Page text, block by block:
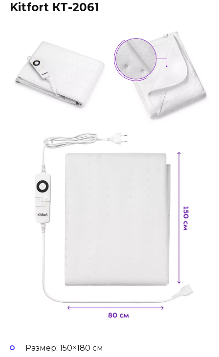
Kitfort КТ-2061
Размер: 150×180 см